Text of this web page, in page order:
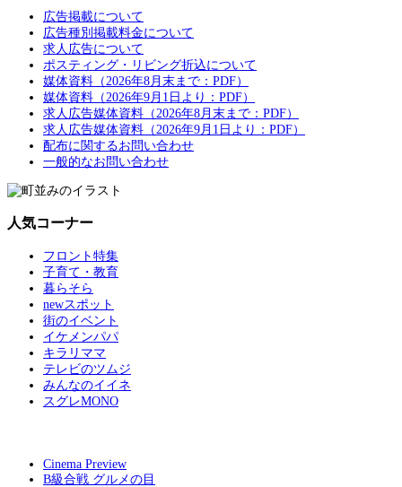
広告掲載について
広告種別掲載料金について
求人広告について
ポスティング・リビング折込について
媒体資料（2026年8月末まで：PDF）
媒体資料（2026年9月1日より：PDF）
求人広告媒体資料（2026年8月末まで：PDF）
求人広告媒体資料（2026年9月1日より：PDF）
配布に関するお問い合わせ
一般的なお問い合わせ
人気コーナー
フロント特集
子育て・教育
暮らそら
newスポット
街のイベント
イケメンパパ
キラリママ
テレビのツムジ
みんなのイイネ
スグレMONO
Cinema Preview
B級合戦 グルメの目